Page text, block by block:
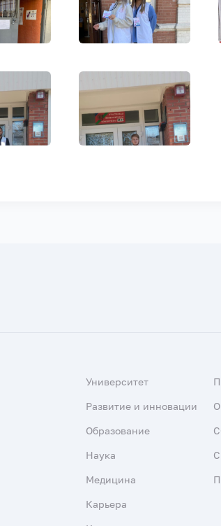
Университет
Развитие и инновации
Образование
Наука
Медицина
Карьера